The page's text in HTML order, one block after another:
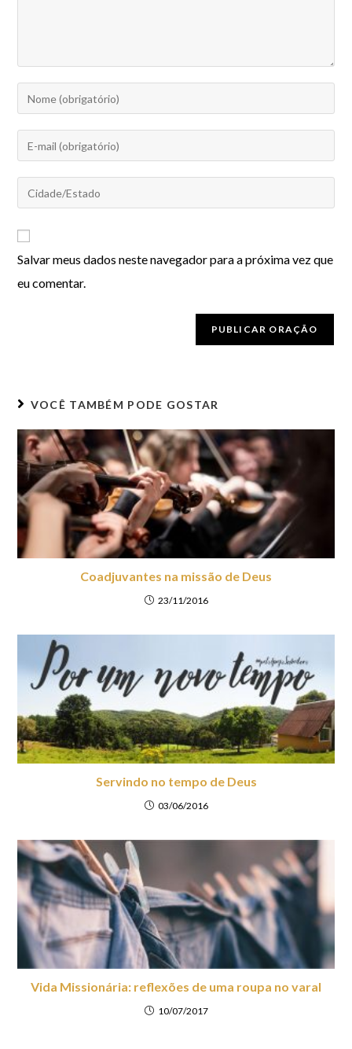
Salvar meus dados neste navegador para a próxima vez que
eu comentar.
VOCÊ TAMBÉM PODE GOSTAR
Coadjuvantes na missão de Deus
23/11/2016
Servindo no tempo de Deus
03/06/2016
Vida Missionária: reflexões de uma roupa no varal
10/07/2017